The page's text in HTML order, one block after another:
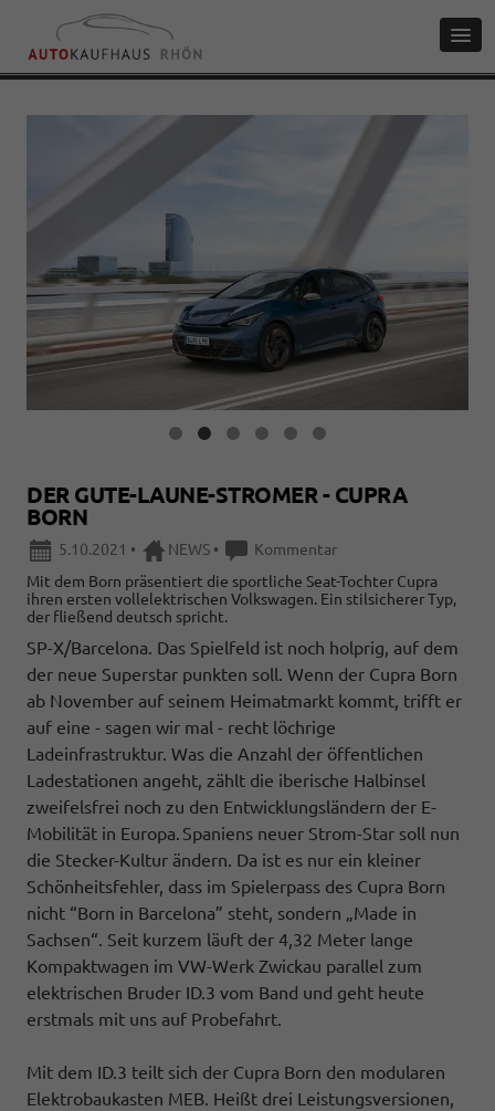
DER GUTE-LAUNE-STROMER - CUPRA
BORN
5.10.2021 • NEWS •
Kommentar
Mit dem Born präsentiert die sportliche Seat-Tochter Cupra
ihren ersten vollelektrischen Volkswagen. Ein stilsicherer Typ,
der fließend deutsch spricht.
SP-X/Barcelona. Das Spielfeld ist noch holprig, auf dem
der neue Superstar punkten soll. Wenn der Cupra Born
ab November auf seinem Heimatmarkt kommt, trifft er
auf eine - sagen wir mal - recht löchrige
Ladeinfrastruktur. Was die Anzahl der öffentlichen
Ladestationen angeht, zählt die iberische Halbinsel
zweifelsfrei noch zu den Entwicklungsländern der E-
Mobilität in Europa. Spaniens neuer Strom-Star soll nun
die Stecker-Kultur ändern. Da ist es nur ein kleiner
Schönheitsfehler, dass im Spielerpass des Cupra Born
nicht “Born in Barcelona” steht, sondern „Made in
Sachsen“. Seit kurzem läuft der 4,32 Meter lange
Kompaktwagen im VW-Werk Zwickau parallel zum
elektrischen Bruder ID.3 vom Band und geht heute
erstmals mit uns auf Probefahrt.
Mit dem ID.3 teilt sich der Cupra Born den modularen
Elektrobaukasten MEB. Heißt drei Leistungsversionen,